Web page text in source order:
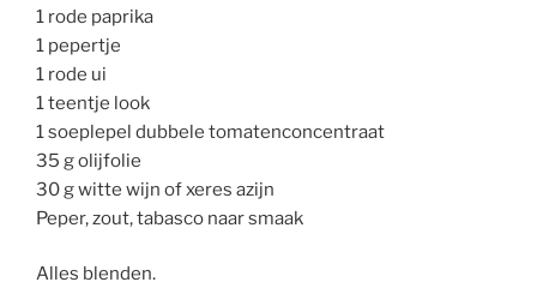
1 rode paprika
1 pepertje
1 rode ui
1 teentje look
1 soeplepel dubbele tomatenconcentraat
35 g olijfolie
30 g witte wijn of xeres azijn
Peper, zout, tabasco naar smaak
Alles blenden.